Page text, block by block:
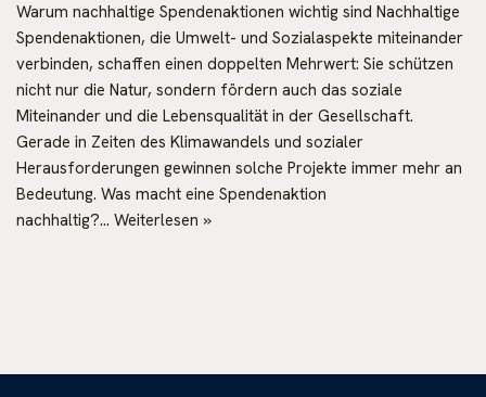
Warum nachhaltige Spendenaktionen wichtig sind Nachhaltige
Spendenaktionen, die Umwelt- und Sozialaspekte miteinander
verbinden, schaffen einen doppelten Mehrwert: Sie schützen
nicht nur die Natur, sondern fördern auch das soziale
Miteinander und die Lebensqualität in der Gesellschaft.
Gerade in Zeiten des Klimawandels und sozialer
Herausforderungen gewinnen solche Projekte immer mehr an
Bedeutung. Was macht eine Spendenaktion
nachhaltig?… Weiterlesen »